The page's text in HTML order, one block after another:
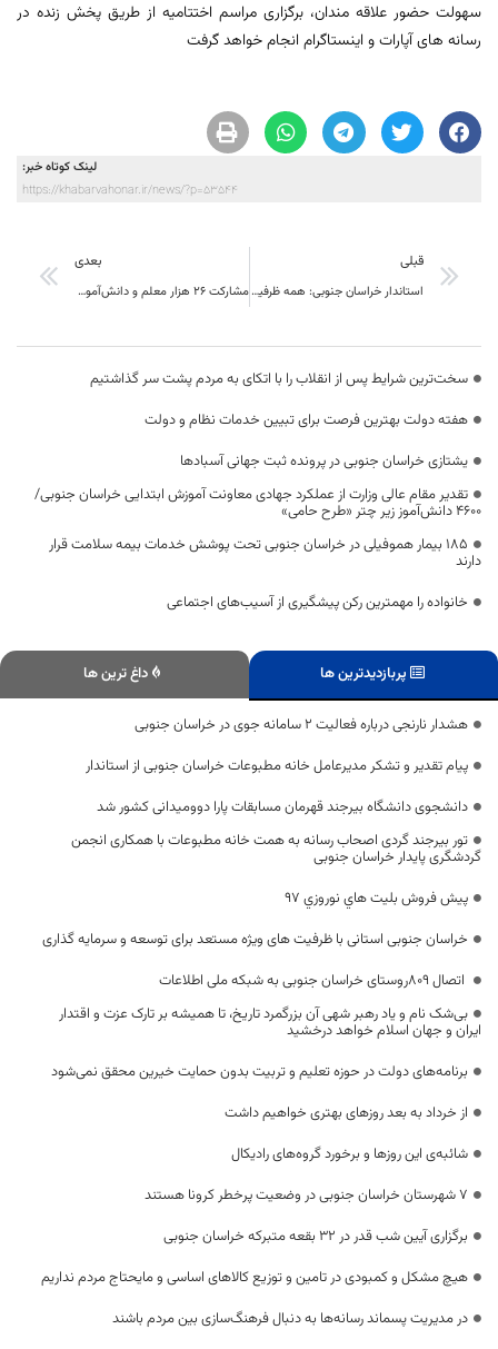
سهولت حضور علاقه مندان، برگزاری مراسم اختتامیه از طریق پخش زنده در
رسانه های آپارات و اینستاگرام انجام خواهد گرفت
لینک کوتاه خبر:
https://khabarvahonar.ir/news/?p=53544
قبلی
استاندار خراسان جنوبی: همه ظرفیت‌ها در اداره استان به‌کار گرفته می‌شود
بعدی
مشارکت ۲۶ هزار معلم و دانش‌آموز خراسان جنوبی در پویش من مادرم
سخت‌ترین شرایط پس از انقلاب را با اتکای به مردم پشت سر گذاشتیم
هفته دولت بهترین فرصت برای تبیین خدمات نظام و دولت
یشتازی خراسان جنوبی در پرونده ثبت جهانی آسبادها
تقدیر مقام عالی وزارت از عملکرد جهادی معاونت آموزش ابتدایی خراسان جنوبی/
۴۶۰۰ دانش‌آموز زیر چتر «طرح حامی»
۱۸۵ بیمار هموفیلی در خراسان جنوبی تحت پوشش خدمات بیمه سلامت قرار
دارند
خانواده را مهمترین رکن پیشگیری از آسیب‌های اجتماعی
پربازدیدترین ها داغ ترین ها
هشدار نارنجی درباره فعالیت ۲ سامانه جوی در خراسان جنوبی
پیام تقدیر و تشکر مدیرعامل خانه مطبوعات خراسان جنوبی از استاندار
دانشجوی دانشگاه بیرجند قهرمان مسابقات پارا دوومیدانی کشور شد
تور بیرجند گردی اصحاب رسانه به همت خانه مطبوعات با همکاری انجمن
گردشگری پایدار خراسان جنوبی
پيش فروش بليت هاي نوروزي 97
خراسان جنوبی استانی با ظرفیت های ویژه مستعد برای توسعه و سرمایه گذاری
اتصال 809روستای خراسان جنوبی به شبکه ملی اطلاعات
بی‌شک نام و یاد رهبر شهی آن بزرگمرد تاریخ، تا همیشه بر تارک عزت و اقتدار
ایران و جهان اسلام خواهد درخشید
برنامه‌های دولت در حوزه تعلیم و تربیت بدون حمایت خیرین محقق نمی‌شود
از خرداد به بعد روزهای بهتری خواهیم داشت
شائبه‌ی این روزها و برخورد گروه‌های رادیکال
۷ شهرستان خراسان جنوبی در وضعیت پرخطر کرونا هستند
برگزاری آیین شب قدر در ۳۲ بقعه متبرکه خراسان جنوبی
هیچ مشکل و کمبودی در تامین و توزیع کالا‌های اساسی و مایحتاج مردم نداریم
در مدیریت پسماند رسانه‌ها به دنبال فرهنگ‌سازی بین مردم باشند